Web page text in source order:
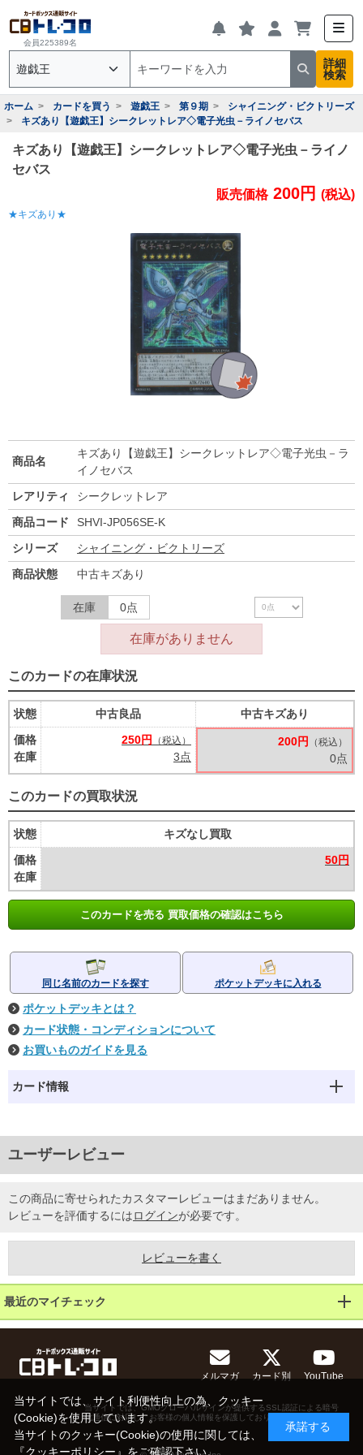
会員225389名
詳細
検索
ホーム カードを買う 遊戯王 第９期
シャイニング・ビクトリーズ
キズあり【遊戯王】シークレットレア◇電子光虫－ライノセバス
キズあり【遊戯王】シークレットレア◇電子光虫－ライノ
セバス
★キズあり★
販売価格 200円 (税込)
商品名
キズあり【遊戯王】シークレットレア◇電子光虫－ラ
イノセバス
レアリティ
シークレットレア
商品コード
SHVI-JP056SE-K
シリーズ
シャイニング・ビクトリーズ
商品状態
中古キズあり
在庫 0点
在庫がありません
このカードの在庫状況
状態
価格
在庫
中古良品
250円
（税込）
3点
中古キズあり
200円 （税込）
0点
このカードの買取状況
状態
価格
在庫
キズなし買取
50円
このカードを売る 買取価格の確認はこちら
同じ名前のカードを探す ポケットデッキに入れる
ポケットデッキとは？
カード状態・コンディションについて
お買いものガイドを見る
カード情報
ユーザーレビュー
この商品に寄せられたカスタマーレビューはまだありません。
レビューを評価するにはログインが必要です。
レビューを書く
最近のマイチェック
メルマガ カード別 YouTube
当サイトでは、GMOグローバルサインが提供するSSL認証による暗号
化通信に対応し、お客様の個人情報を保護しております。
当サイトでは、サイト利便性向上の為、クッキー
(Cookie)を使用しています。
当サイトのクッキー(Cookie)の使用に関しては、
『クッキーポリシー 』をご確認下さい。
承諾する